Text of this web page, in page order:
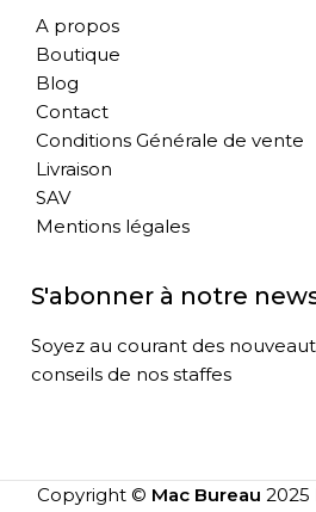
A propos
Boutique
Blog
Contact
Conditions Générale de vente
Livraison
SAV
Mentions légales
S'abonner à notre
Soyez au courant des
conseils de nos staffes
Copyright © Mac Bureau 2025